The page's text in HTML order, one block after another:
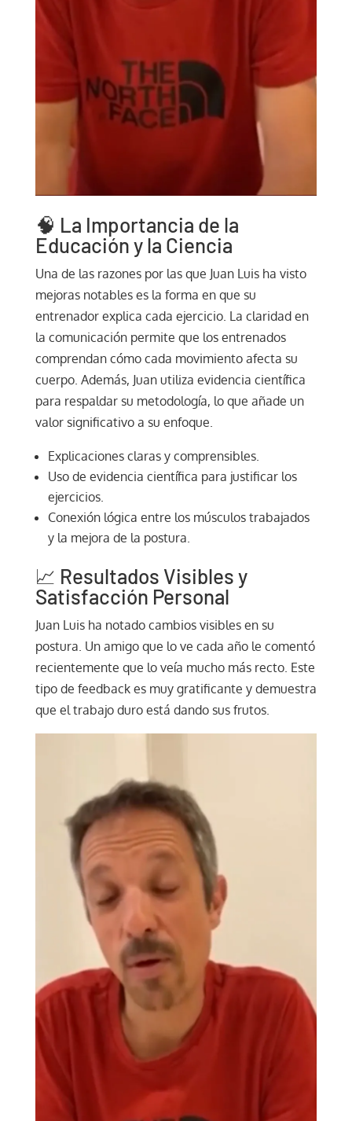
🧠 La Importancia de la
Educación y la Ciencia
Una de las razones por las que Juan Luis ha visto
mejoras notables es la forma en que su
entrenador explica cada ejercicio. La claridad en
la comunicación permite que los entrenados
comprendan cómo cada movimiento afecta su
cuerpo. Además, Juan utiliza evidencia científica
para respaldar su metodología, lo que añade un
valor significativo a su enfoque.
Explicaciones claras y comprensibles.
Uso de evidencia científica para justificar los
ejercicios.
Conexión lógica entre los músculos trabajados
y la mejora de la postura.
📈 Resultados Visibles y
Satisfacción Personal
Juan Luis ha notado cambios visibles en su
postura. Un amigo que lo ve cada año le comentó
recientemente que lo veía mucho más recto. Este
tipo de feedback es muy gratificante y demuestra
que el trabajo duro está dando sus frutos.